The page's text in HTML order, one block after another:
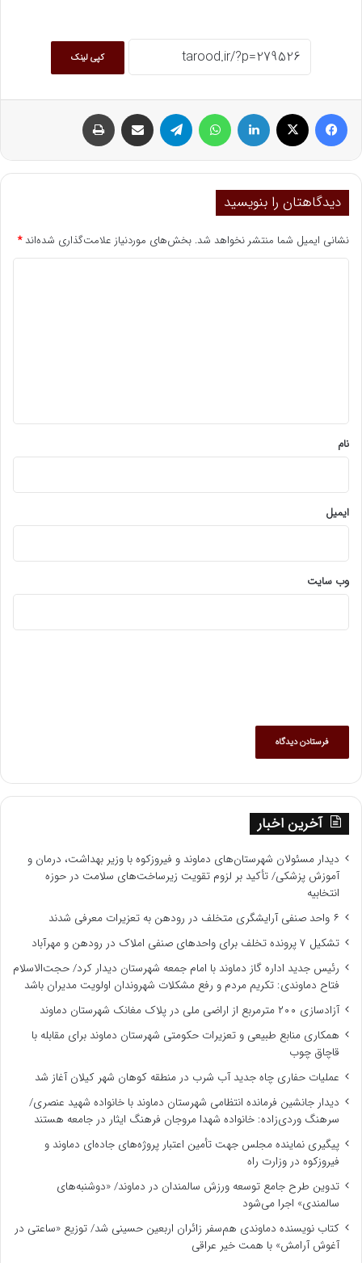
کپی لینک
ایکس
دیدگاهتان را بنویسید
نشانی ایمیل شما منتشر نخواهد شد. بخش‌های موردنیاز علامت‌گذاری شده‌اند*
نام
ایمیل
وب‌ سایت
آخرین اخبار
دیدار مسئولان شهرستان‌های دماوند و فیروزکوه با وزیر بهداشت، درمان و
آموزش پزشکی/ تأکید بر لزوم تقویت زیرساخت‌های سلامت در حوزه
انتخابیه
۶ واحد صنفی آرایشگری متخلف در رودهن به تعزیرات معرفی شدند
تشکیل ۷ پرونده تخلف برای واحدهای صنفی املاک در رودهن و مهرآباد
رئیس جدید اداره گاز دماوند با امام جمعه شهرستان دیدار کرد/ حجت‌الاسلام
فتاح دماوندی: تکریم مردم و رفع مشکلات شهروندان اولویت مدیران باشد
آزادسازی ۲۰۰ مترمربع از اراضی ملی در پلاک مغانک شهرستان دماوند
همکاری منابع طبیعی و تعزیرات حکومتی شهرستان دماوند برای مقابله با
قاچاق چوب
عملیات حفاری چاه جدید آب شرب در منطقه کوهان شهر کیلان آغاز شد
دیدار جانشین فرمانده انتظامی شهرستان دماوند با خانواده شهید عنصری/
سرهنگ وردی‌زاده: خانواده شهدا مروجان فرهنگ ایثار در جامعه هستند
پیگیری نماینده مجلس جهت تأمین اعتبار پروژه‌های جاده‌ای دماوند و
فیروزکوه در وزارت راه
تدوین طرح جامع توسعه ورزش سالمندان در دماوند/ «دوشنبه‌های
سالمندی» اجرا می‌شود
کتاب نویسنده دماوندی هم‌سفر زائران اربعین حسینی شد/ توزیع «ساعتی در
آغوش آرامش» با همت خیر عراقی